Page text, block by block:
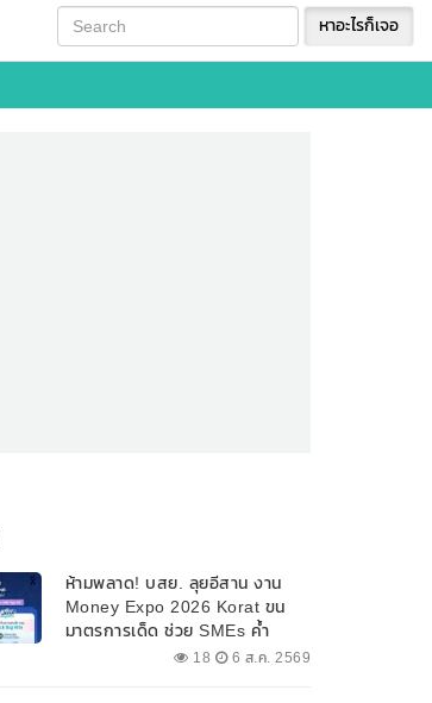
หาอะไรก็เจอ
ห้ามพลาด! บสย. ลุยอีสาน งาน
Money Expo 2026 Korat ขน
มาตรการเด็ด ช่วย SMEs ค้ำ
ประกันสินเชื่อ-แก้หนี้ 7-9 ส.ค. 69
18 6 ส.ค. 2569